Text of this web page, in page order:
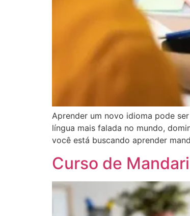
Aprender um novo idioma pode
língua mais falada no mundo,
você está buscando aprender
Curso de